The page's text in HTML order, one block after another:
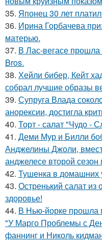
35. Японец 30 лет
36. Ирина Горбачева
матерью.
37. В Лас-вегасе прошла
Bros.
38. Хейли бибер, Кейт
собрал лучшие образы
39. Супруга Влада
анорексии, достигла
40. Торт - салат "Чудо -
41. Деми Мур и Билли
Анджелины Джоли,
анджелесе второй
42. Тушенка в домашних
43. Остренький салат из
здоровье!
44. В Нью-йорке прошла
"У Марго Проблемы с
фаннинг и Николь